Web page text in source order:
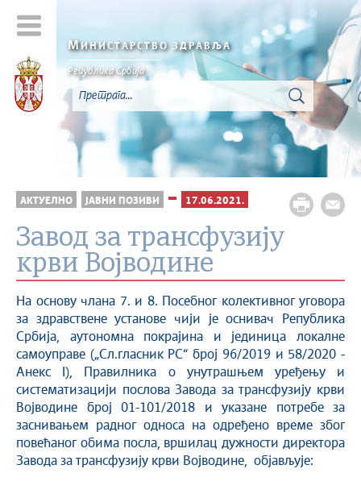
МИНИСТАРСТВО ЗДРАВЉА
Република Србија
АКТУЕЛНО ЈАВНИ ПОЗИВИ 17.06.2021.
Завод за трансфузију
крви Војводине
На основу члана 7. и 8. Посебног колективног уговора
за здравствене установе чији је оснивач Република
Србија, аутономна покрајина и јединица локалне
самоуправе („Сл.гласник РС“ број 96/2019 и 58/2020 -
Анекс I), Правилника о унутрашњем уређењу и
систематизацији послова Завода за трансфузију крви
Војводине број 01-101/2018 и указане потребе за
заснивањем радног односа на одређено време због
повећаног обима посла, вршилац дужности директора
Завода за трансфузију крви Војводине, објављује: